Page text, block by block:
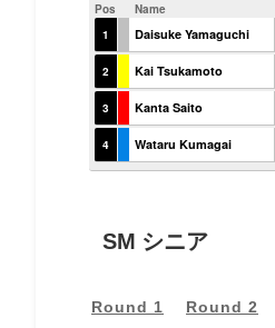
SM シニア
Round 1 Round 2